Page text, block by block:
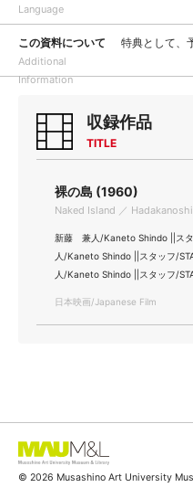
Language
この資料について
Additional
Information
特典として、
収録作品
TITLE
裸の島 (1960)
Naked Island ／
新藤 兼人/Kaneto Shindo ||ス
人/Kaneto Shindo ||スタッフ/
人/Kaneto Shindo ||スタッフ/
日本映画/Japanese Film
© 2026 Musashino Art University